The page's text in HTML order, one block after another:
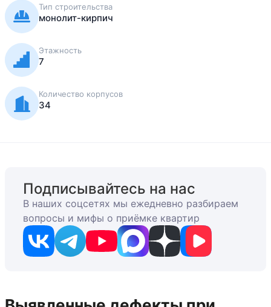
Тип строительства
монолит-кирпич
Этажность
7
Количество корпусов
34
Подписывайтесь на нас
В наших соцсетях мы ежедневно разбираем
вопросы и мифы о приёмке квартир